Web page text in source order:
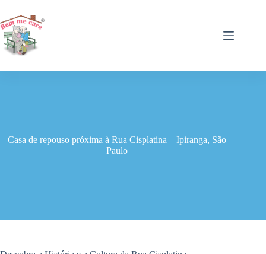
para
o
conteúdo
Casa de repouso próxima à Rua Cisplatina – Ipiranga, São
Paulo